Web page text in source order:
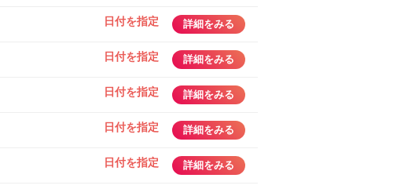
日付を指定 詳細をみる
日付を指定 詳細をみる
日付を指定 詳細をみる
日付を指定 詳細をみる
日付を指定 詳細をみる